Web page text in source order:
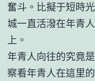
奮斗。比擬于短時
城一直活潑在年青
上。
年青人向往的究竟
察看年青人在這里